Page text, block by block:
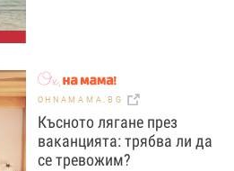
OHNAMAMA.BG
Късното лягане през
ваканцията: трябва ли да
се тревожим?